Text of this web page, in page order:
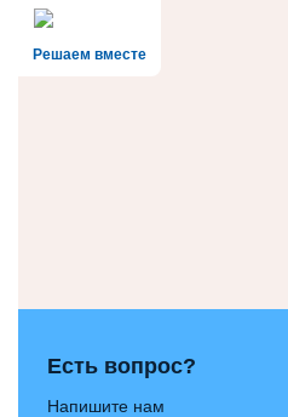
Решаем вместе
Есть вопрос?
Напишите нам